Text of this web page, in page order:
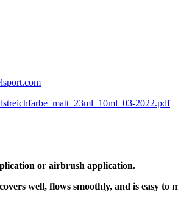
2022.pdf
or airbrush application.
well, flows smoothly, and is easy